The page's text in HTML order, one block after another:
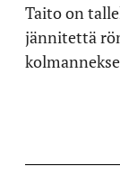
Taito on
jännitettä